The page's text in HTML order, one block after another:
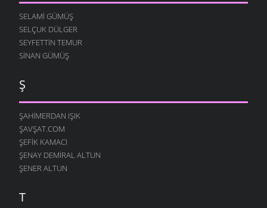
SELAMI GÜMÜŞ
SELÇUK DÜLGER
SEYFETTIN TEMUR
SINAN GÜMÜŞ
Ş
ŞAHIMERDAN IŞIK
ŞAVŞAT.COM
ŞEFIK KAMACI
ŞENAY DEMIRAL ALTUN
ŞENER ALTUN
T